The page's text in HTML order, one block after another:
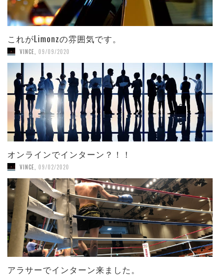
これがLimonzの雰囲気です。
VINCE 09/09/2020
オンラインでインターン？！！
VINCE 09/02/2020
アラサーでインターン来ました。